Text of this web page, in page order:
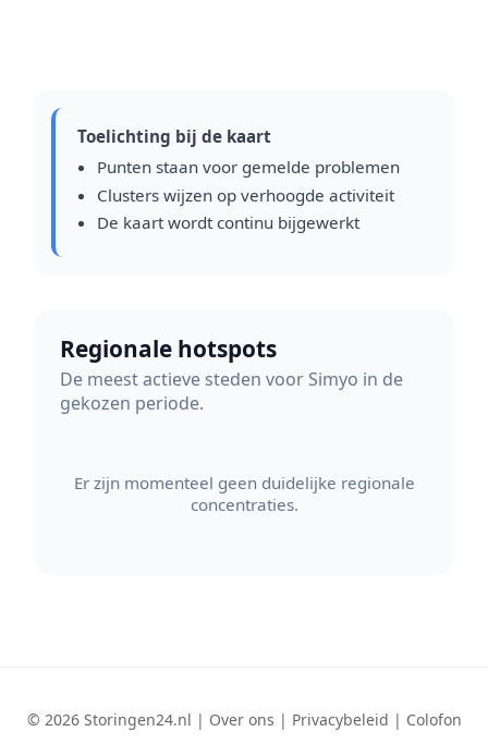
Toelichting bij de kaart
Punten staan voor gemelde problemen
Clusters wijzen op verhoogde activiteit
De kaart wordt continu bijgewerkt
Regionale hotspots
De meest actieve steden voor Simyo in de
gekozen periode.
Er zijn momenteel geen duidelijke regionale
concentraties.
© 2026 Storingen24.nl | Over ons | Privacybeleid | Colofon